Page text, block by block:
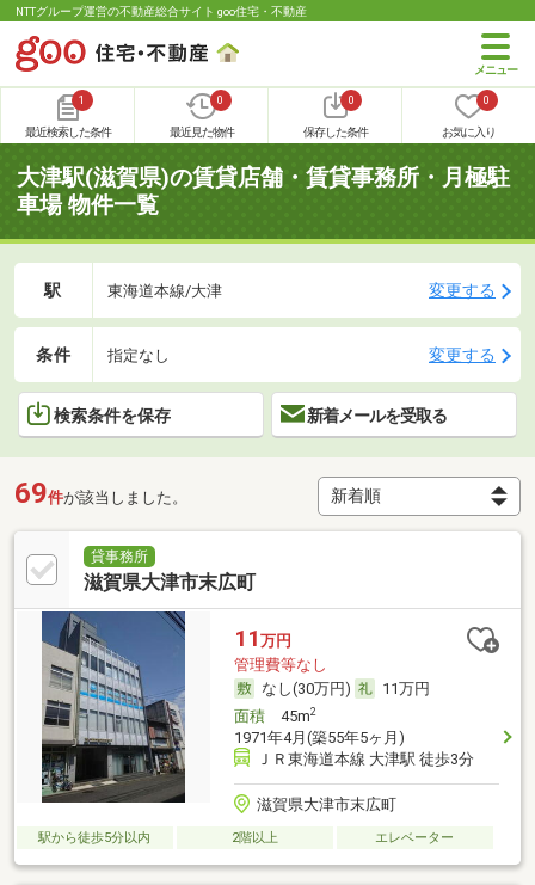
NTTグループ運営の不動産総合サイト goo住宅・不動産
1
最近検索した条件
0
最近見た物件
0
保存した条件
0
お気に入り
大津駅(滋賀県)の賃貸店舗・賃貸事務所・月極駐
車場 物件一覧
駅 東海道本線/大津 変更する
条件 指定なし 変更する
検索条件を保存 新着メールを受取る
69件が該当しました。
貸事務所
滋賀県大津市末広町
11 万円
管理費等なし
なし(30万円)
11万円
面積45m2
1971年4月(築55年5ヶ月)
ＪＲ東海道本線 大津駅 徒歩3分
滋賀県大津市末広町
駅から徒歩5分以内 2階以上 エレベーター